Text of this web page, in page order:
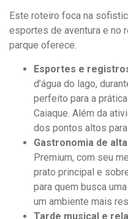
Este roteiro foca na
esportes de aventura e no
parque oferece.
Esportes e
d’água do lago,
perfeito para a
Caiaque. Além da
dos pontos altos
Gastronomia de
Premium, com seu
prato principal e
para quem busca
um ambiente mais
Tarde musical e